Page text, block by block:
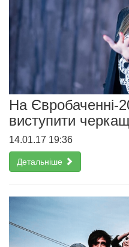
На Євробаченні-
виступити
14.01.17 19:36
Детальніше